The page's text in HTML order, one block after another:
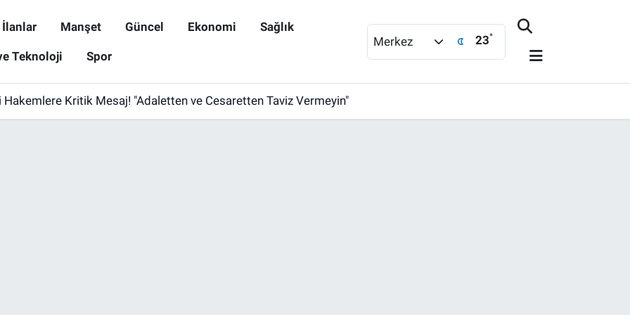
İlanlar Manşet Güncel Ekonomi Sağlık
Teknoloji Spor
Merkez 23°
Hakemlere Kritik Mesaj! "Adaletten ve Cesaretten Taviz Vermeyin"